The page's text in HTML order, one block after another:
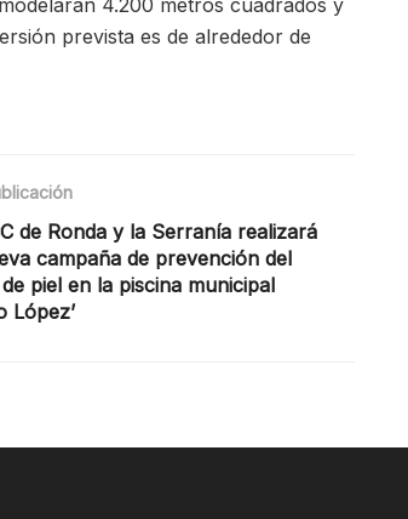
prevista es de alrededor de
de Ronda y la Serranía realizará
campaña de prevención del
piel en la piscina municipal
López’